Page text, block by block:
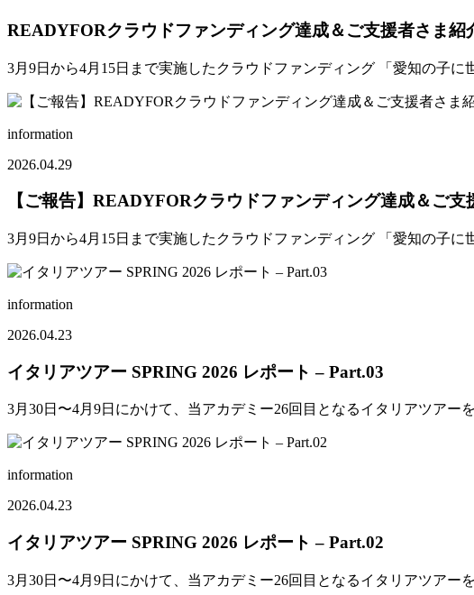
READYFORクラウドファンディング達成＆ご支援者さま紹
3月9日から4月15日まで実施したクラウドファンディング 「愛知の子
information
2026.04.29
【ご報告】READYFORクラウドファンディング達成＆ご支
3月9日から4月15日まで実施したクラウドファンディング 「愛知の子
information
2026.04.23
イタリアツアー SPRING 2026 レポート – Part.03
3月30日〜4月9日にかけて、当アカデミー26回目となるイタリアツアー
information
2026.04.23
イタリアツアー SPRING 2026 レポート – Part.02
3月30日〜4月9日にかけて、当アカデミー26回目となるイタリアツアー